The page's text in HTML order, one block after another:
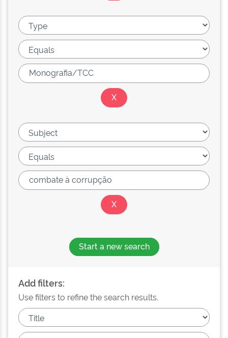
Start a new search
Add filters:
Use filters to refine the search results.